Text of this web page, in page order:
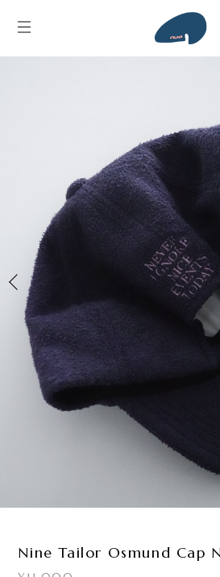
Nine Tailor Osmund Cap